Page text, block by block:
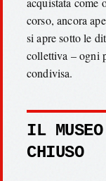
corso, ancora
si apre sotto le
collettiva – ogni
condivisa.
IL
CHIUSO